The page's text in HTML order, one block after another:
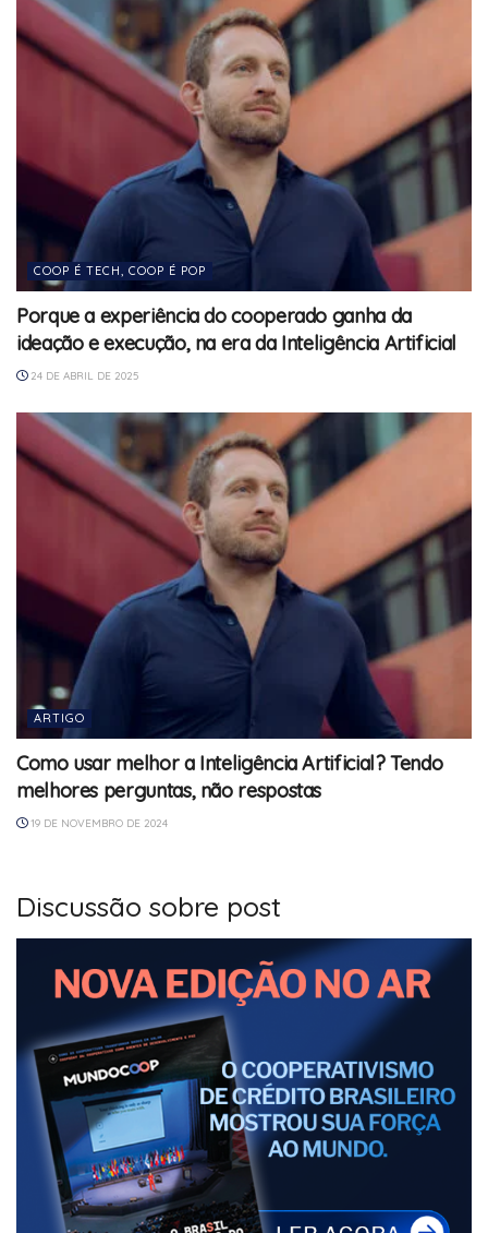
COOP É TECH, COOP É POP
Porque a experiência do cooperado ganha da
ideação e execução, na era da Inteligência Artificial
24 DE ABRIL DE 2025
ARTIGO
Como usar melhor a Inteligência Artificial? Tendo
melhores perguntas, não respostas
19 DE NOVEMBRO DE 2024
Discussão sobre post